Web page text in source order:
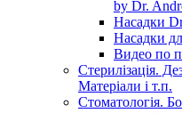
by Dr.
Насадки
Насадки
Видео по
Стерилізація.
Матеріали і т.п.
Стоматологія.